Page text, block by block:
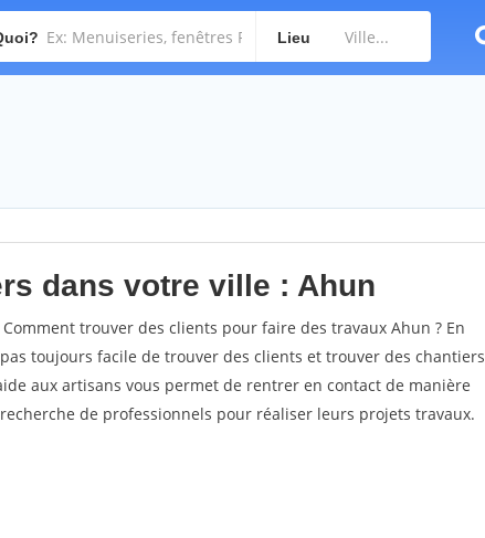
Lieu
dans votre ville : Ahun
trouver des clients pour faire des travaux Ahun ? En
toujours facile de trouver des clients et trouver des chantiers
aux artisans vous permet de rentrer en contact de manière
de professionnels pour réaliser leurs projets travaux.